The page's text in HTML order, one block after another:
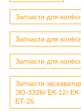
Запчасти для
Запчасти для
Запчасти для
Запчасти
ЭО-3326/ ЕК-12/
ЕТ-25